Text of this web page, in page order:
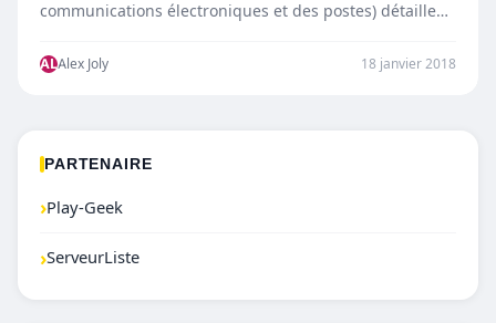
communications électroniques et des postes) détaille
ALAlex Joly 18 janvier 2018
PARTENAIRE
›Play-Geek
›ServeurListe